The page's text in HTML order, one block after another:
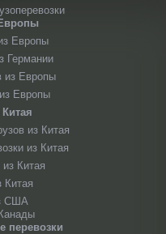
Европы
Германии
из Европы
Европы
из Китая
из Китая
из Китая
Китая
США
перевозки